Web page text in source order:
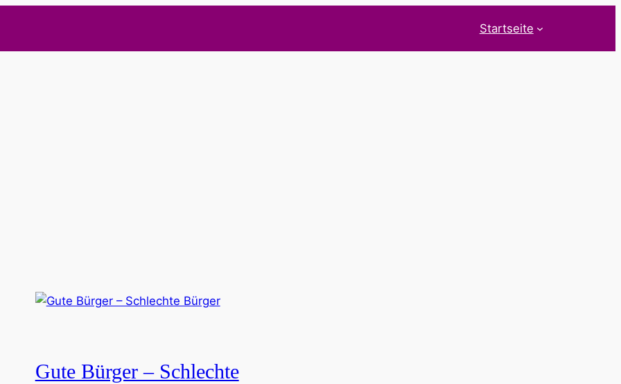
Startseite
Gute Bürger – Schlechte